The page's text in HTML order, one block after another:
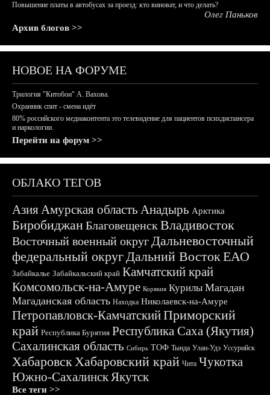
Повышение платы в автобусах за проезд: кто виноват, и что делать?
Олег Паньков
Архив блогов >>
НОВОЕ НА ФОРУМЕ
Трилогия "Китобои" А. Вахова.
Охранник спит - смена идёт
80% российского медиаконтента это телевидение для пациентов психдиспансера
и наркологии.
Перейти на форум >>
ОБЛАКО ТЕГОВ
АзияАмурская область Анадырь Арктика
БиробиджанБлаговещенскВладивосток
Восточный военный округДальневосточный
федеральный округДальний ВостокЕАО
Забайкалье Забайкальский край Камчатский край
Комсомольск-на-Амуре Корякия Курилы Магадан
Магаданская область Находка Николаевск-на-Амуре
Петропавловск-КамчатскийПриморский
край Республика Бурятия Республика Саха (Якутия)
Сахалинская область Сибирь ТОФ Тында Улан-Удэ Уссурийск
ХабаровскХабаровский край Чита Чукотка
Южно-СахалинскЯкутск
Все теги >>